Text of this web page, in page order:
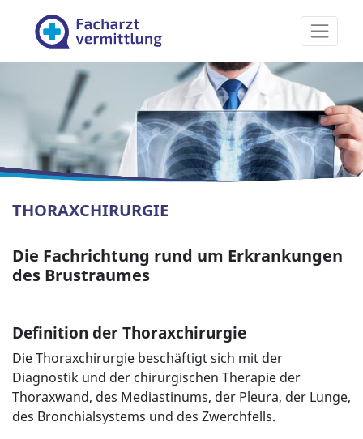
Facharztvermittlung
THORAXCHIRURGIE
Die Fachrichtung rund um Erkrankungen
des Brustraumes
Definition der Thoraxchirurgie
Die Thoraxchirurgie beschäftigt sich mit der
Diagnostik und der chirurgischen Therapie der
Thoraxwand, des Mediastinums, der Pleura, der Lunge,
des Bronchialsystems und des Zwerchfells.